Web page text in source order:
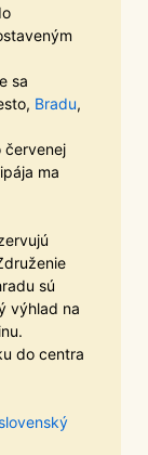
sa
Bradu,
červenej
ma
sú
výhlad na
do centra